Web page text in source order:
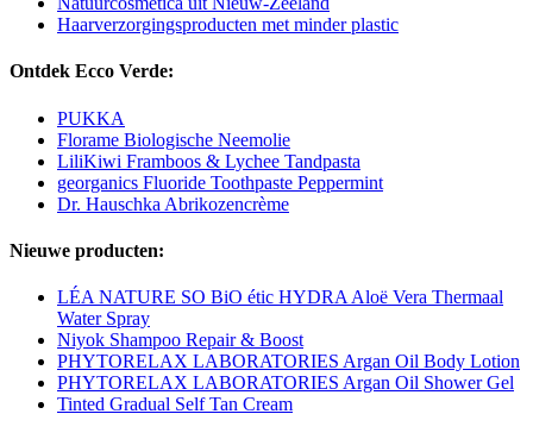
Haarverzorgingsproducten met minder plastic
Ontdek Ecco Verde:
PUKKA
Florame Biologische Neemolie
LiliKiwi Framboos & Lychee Tandpasta
georganics Fluoride Toothpaste Peppermint
Dr. Hauschka Abrikozencrème
Nieuwe producten:
LÉA NATURE SO BiO étic HYDRA Aloë Vera Thermaal
Water Spray
Niyok Shampoo Repair & Boost
PHYTORELAX LABORATORIES Argan Oil Body Lotion
PHYTORELAX LABORATORIES Argan Oil Shower Gel
Tinted Gradual Self Tan Cream